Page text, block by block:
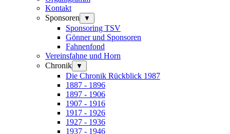
Kontakt
Sponsoren
▼
Sponsoring TSV
Gönner und Sponsoren
Fahnenfond
Vereinsfahne und Horn
Chronik
▼
Die Chronik Rückblick 1987
1887 - 1896
1897 - 1906
1907 - 1916
1917 - 1926
1927 - 1936
1937 - 1946